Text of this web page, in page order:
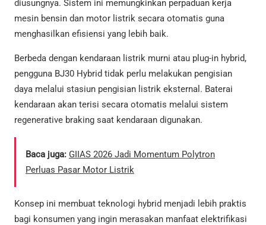
diusungnya. Sistem ini memungkinkan perpaduan kerja
mesin bensin dan motor listrik secara otomatis guna
menghasilkan efisiensi yang lebih baik.
Berbeda dengan kendaraan listrik murni atau plug-in hybrid,
pengguna BJ30 Hybrid tidak perlu melakukan pengisian
daya melalui stasiun pengisian listrik eksternal. Baterai
kendaraan akan terisi secara otomatis melalui sistem
regenerative braking saat kendaraan digunakan.
Baca juga: GIIAS 2026 Jadi Momentum Polytron
Perluas Pasar Motor Listrik
Konsep ini membuat teknologi hybrid menjadi lebih praktis
bagi konsumen yang ingin merasakan manfaat elektrifikasi